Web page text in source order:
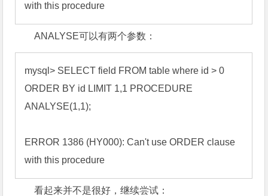
with this procedure
ANALYSE可以有两个参数：
mysql> SELECT field FROM table where id > 0
ORDER BY id LIMIT 1,1 PROCEDURE
ANALYSE(1,1);
ERROR 1386 (HY000): Can't use ORDER clause
with this procedure
看起来并不是很好，继续尝试：